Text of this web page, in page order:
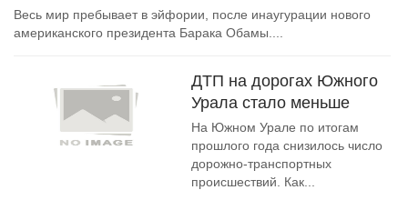
Весь мир пребывает в эйфории, после инаугурации нового
американского президента Барака Обамы....
ДТП на дорогах Южного
Урала стало меньше
На Южном Урале по итогам
прошлого года снизилось число
дорожно-транспортных
происшествий. Как...